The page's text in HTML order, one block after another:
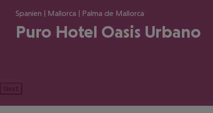
Spanien | Mallorca | Palma de Mallorca
Puro Hotel Oasis Urbano
Next